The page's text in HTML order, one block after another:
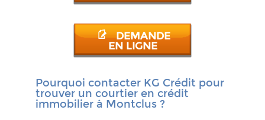
DEMANDE
EN LIGNE
Pourquoi contacter KG Crédit pour
trouver un courtier en crédit
immobilier à Montclus ?